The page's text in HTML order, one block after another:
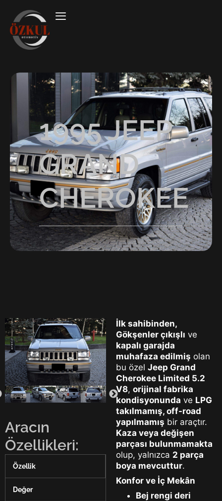
1995 JEEP
GRAND
CHEROKEE
Aracın
Özellikleri:
Özellik
Değer
İlk sahibinden,
Gökşenler çıkışlı ve
kapalı garajda
muhafaza edilmiş olan
bu özel Jeep Grand
Cherokee Limited 5.2
V8, orijinal fabrika
kondisyonunda ve LPG
takılmamış, off-road
yapılmamış bir araçtır.
Kaza veya değişen
parçası bulunmamakta
olup, yalnızca 2 parça
boya mevcuttur.
Konfor ve İç Mekân
Bej rengi deri